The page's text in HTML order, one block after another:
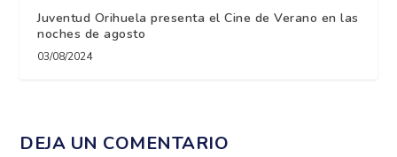
Juventud Orihuela presenta el Cine de Verano en las
noches de agosto
03/08/2024
DEJA UN COMENTARIO